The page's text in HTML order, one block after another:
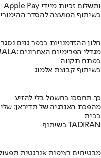
יחסי הימור משופרים, הפקדות ב-Apple Pay ותשלום זכיות מיידי
בשיתוף המועצה להסדר
חלון ההזדמנויות בכפר גנים נסגר
בפתח תקווה
בשיתוף קבוצת אלמוג
כך תחסכו בחשמל בלי להזיע
מהפכת האנרגיה של תדיראן:
בבית
בשיתוף TADIRAN
מבטיחים רציפות אנרגטית